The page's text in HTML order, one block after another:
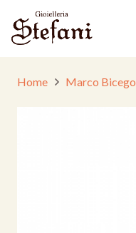
Home Marco Bicego